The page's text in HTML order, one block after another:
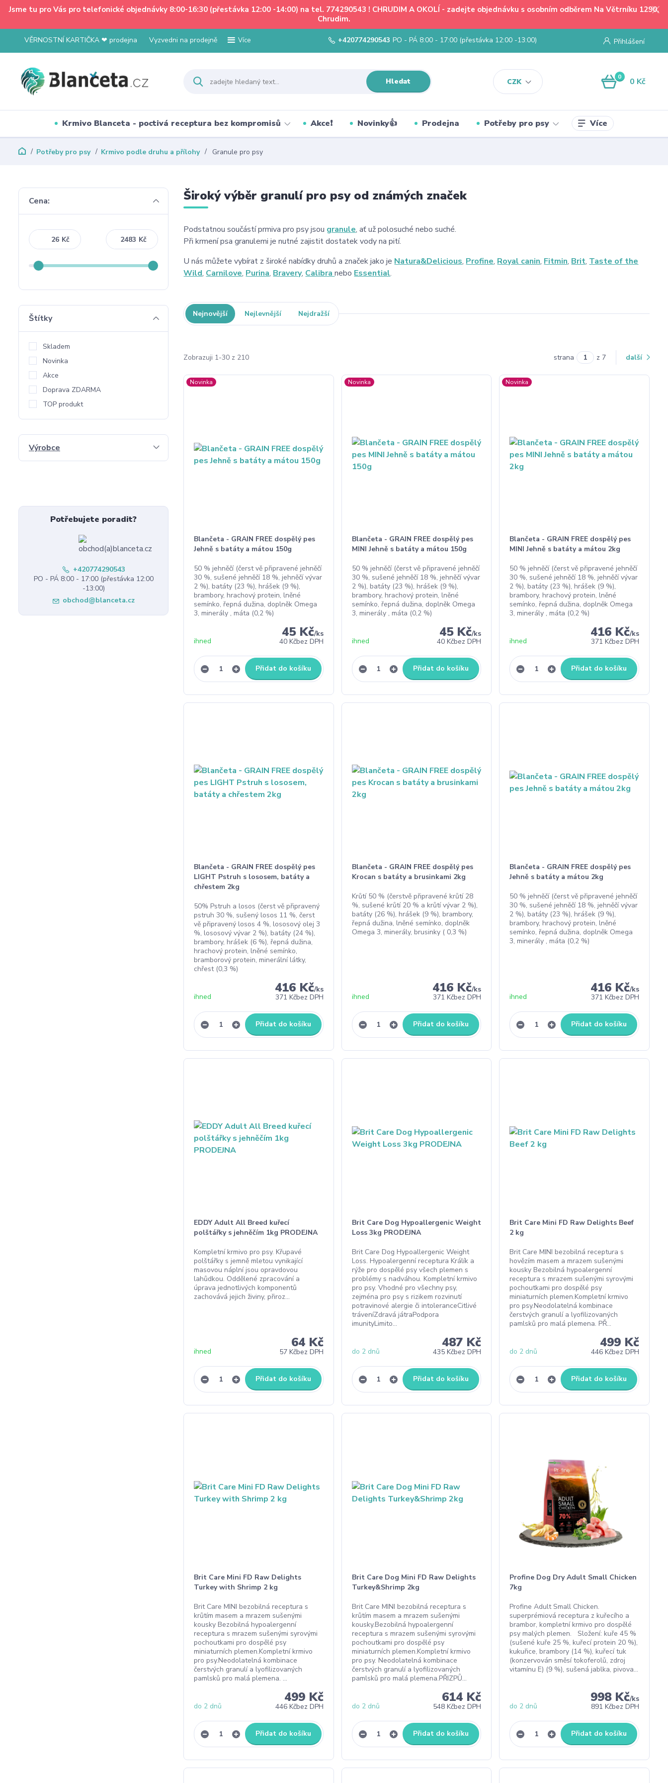
Jsme tu pro Vás pro telefonické objednávky 8:00-16:30 (přestávka 12:00 -14:00) na tel. 774290543 ! CHRUDIM A OKOLÍ - zadejte objednávku s osobním odběrem Na Větrníku 1290,
Chrudim.
VĚRNOSTNÍ KARTIČKA ❤ prodejna Vyzvedni na prodejně Více
CZK
Přihlášení
Hledat
+420774290543 PO - PÁ 8:00 - 17:00 (přestávka 12:00 -13:00)
0 0 Kč
Krmivo Blanceta - poctivá receptura bez kompromisů Akce❗ Novinky👍 Prodejna Potřeby pro psy Více
Potřeby pro psy Krmivo podle druhu a přílohy Granule pro psy
Široký výběr granulí pro psy od známých značek
Podstatnou součástí prmiva pro psy jsou granule, ať už polosuché nebo suché.
Při krmení psa granulemi je nutné zajistit dostatek vody na pití.
U nás můžete vybírat z široké nabídky druhů a značek jako je Natura&Delicious, Profine, Royal canin, Fitmin, Brit, Taste of the
Wild, Carnilove, Purina, Bravery, Calibranebo Essential.
Nejnovější Nejlevnější Nejdražší
Zobrazuji 1-30 z 210 strana z 7 další
Novinka
Blančeta - GRAIN FREE dospělý pes
Jehně s batáty a mátou 150g
50 % jehněčí (čerst vě připravené jehněčí
30 %, sušené jehněčí 18 %, jehněčí vývar
2 %), batáty (23 %), hrášek (9 %),
brambory, hrachový protein, lněné
semínko, řepná dužina, doplněk Omega
3, minerály , máta (0,2 %)
45 Kč/ks
40 Kčbez DPH
ihned
Přidat do košíku
Novinka
Blančeta - GRAIN FREE dospělý pes
MINI Jehně s batáty a mátou 150g
50 % jehněčí (čerst vě připravené jehněčí
30 %, sušené jehněčí 18 %, jehněčí vývar
2 %), batáty (23 %), hrášek (9 %),
brambory, hrachový protein, lněné
semínko, řepná dužina, doplněk Omega
3, minerály , máta (0,2 %)
45 Kč/ks
40 Kčbez DPH
ihned
Přidat do košíku
Novinka
Blančeta - GRAIN FREE dospělý pes
MINI Jehně s batáty a mátou 2kg
50 % jehněčí (čerst vě připravené jehněčí
30 %, sušené jehněčí 18 %, jehněčí vývar
2 %), batáty (23 %), hrášek (9 %),
brambory, hrachový protein, lněné
semínko, řepná dužina, doplněk Omega
3, minerály , máta (0,2 %)
416 Kč/ks
371 Kčbez DPH
ihned
Přidat do košíku
Blančeta - GRAIN FREE dospělý pes
LIGHT Pstruh s lososem, batáty a
chřestem 2kg
50% Pstruh a losos (čerst vě připravený
pstruh 30 %, sušený losos 11 %, čerst
vě připravený losos 4 %, lososový olej 3
%, lososový vývar 2 %), batáty (24 %),
brambory, hrášek (6 %), řepná dužina,
hrachový protein, lněné semínko,
bramborový protein, minerální látky,
chřest (0,3 %)
416 Kč/ks
371 Kčbez DPH
ihned
Přidat do košíku
Blančeta - GRAIN FREE dospělý pes
Krocan s batáty a brusinkami 2kg
Krůtí 50 % (čerstvě připravené krůtí 28
%, sušené krůtí 20 % a krůtí vývar 2 %),
batáty (26 %), hrášek (9 %), brambory,
řepná dužina, lněné semínko, doplněk
Omega 3, minerály, brusinky ( 0,3 %)
416 Kč/ks
371 Kčbez DPH
ihned
Přidat do košíku
Blančeta - GRAIN FREE dospělý pes
Jehně s batáty a mátou 2kg
50 % jehněčí (čerst vě připravené jehněčí
30 %, sušené jehněčí 18 %, jehněčí vývar
2 %), batáty (23 %), hrášek (9 %),
brambory, hrachový protein, lněné
semínko, řepná dužina, doplněk Omega
3, minerály , máta (0,2 %)
416 Kč/ks
371 Kčbez DPH
ihned
Přidat do košíku
EDDY Adult All Breed kuřecí
polštářky s jehněčím 1kg PRODEJNA
Kompletní krmivo pro psy. Křupavé
polštářky s jemně mletou vynikající
masovou náplní jsou opravdovou
lahůdkou. Oddělené zpracování a
úprava jednotlivých komponentů
zachovává jejich živiny, přiroz...
64 Kč
57 Kčbez DPH
ihned
Přidat do košíku
Brit Care Dog Hypoallergenic Weight
Loss 3kg PRODEJNA
Brit Care Dog Hypoallergenic Weight
Loss. Hypoalergenní receptura Králík a
rýže pro dospělé psy všech plemen s
problémy s nadváhou. Kompletní krmivo
pro psy. Vhodné pro všechny psy,
zejména pro psy s rizikem rozvinutí
potravinové alergie či intoleranceCitlivé
tráveníZdravá játraPodpora
imunityLimito...
487 Kč
435 Kčbez DPH
do 2 dnů
Přidat do košíku
Brit Care Mini FD Raw Delights Beef
2 kg
Brit Care MINI bezobilná receptura s
hovězím masem a mrazem sušenými
kousky Bezobilná hypoalergenní
receptura s mrazem sušenými syrovými
pochoutkami pro dospělé psy
miniaturních plemen.Kompletní krmivo
pro psy.Neodolatelná kombinace
čerstvých granulí a lyofilizovaných
pamlsků pro malá plemena. PŘ...
499 Kč
446 Kčbez DPH
do 2 dnů
Přidat do košíku
Brit Care Mini FD Raw Delights
Turkey with Shrimp 2 kg
Brit Care MINI bezobilná receptura s
krůtím masem a mrazem sušenými
kousky Bezobilná hypoalergenní
receptura s mrazem sušenými syrovými
pochoutkami pro dospělé psy
miniaturních plemen.Kompletní krmivo
pro psy.Neodolatelná kombinace
čerstvých granulí a lyofilizovaných
pamlsků pro malá plemena. ...
499 Kč
446 Kčbez DPH
do 2 dnů
Přidat do košíku
Brit Care Dog Mini FD Raw Delights
Turkey&Shrimp 2kg
Brit Care MINI bezobilná receptura s
krůtím masem a mrazem sušenými
kousky.Bezobilná hypoalergenní
receptura s mrazem sušenými syrovými
pochoutkami pro dospělé psy
miniaturních plemen.Kompletní krmivo
pro psy. Neodolatelná kombinace
čerstvých granulí a lyofilizovaných
pamlsků pro malá plemena.PŘIZPŮ...
614 Kč
548 Kčbez DPH
do 2 dnů
Přidat do košíku
Profine Dog Dry Adult Small Chicken
7kg
Profine Adult Small Chicken.
superprémiová receptura z kuřecího a
brambor, kompletní krmivo pro dospělé
psy malých plemen. Složení: kuře 45 %
(sušené kuře 25 %, kuřecí protein 20 %),
kukuřice, brambory (14 %), kuřecí tuk
(konzervován směsí tokoferolů, zdroj
vitamínu E) (9 %), sušená jablka, pivova...
998 Kč/ks
891 Kčbez DPH
do 2 dnů
Přidat do košíku
Cena:
Kč Kč
Štítky
Skladem
Novinka
Akce
Doprava ZDARMA
TOP produkt
Výrobce
Potřebujete poradit?
+420774290543
PO - PÁ 8:00 - 17:00 (přestávka 12:00
-13:00)
obchod@blanceta.cz